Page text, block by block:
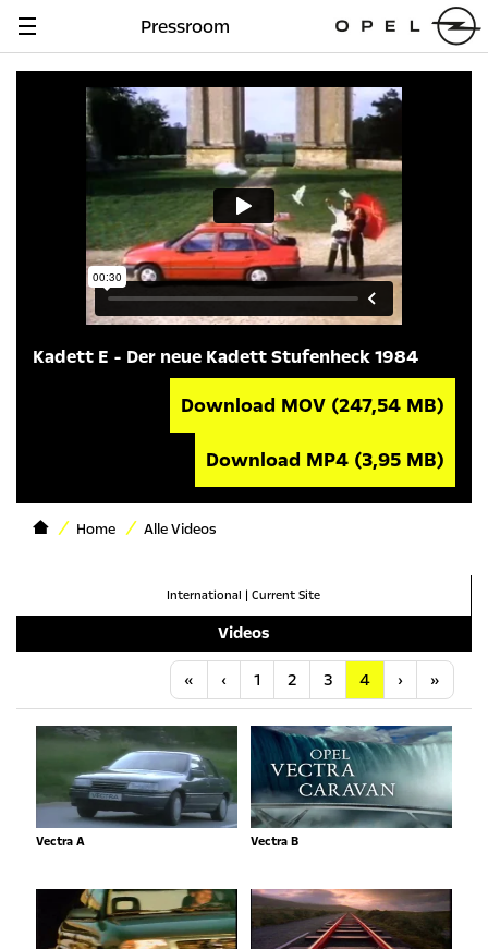
Navigation
Pressroom
Kadett E - Der neue Kadett Stufenheck 1984
Download MOV (247,54 MB)
Download MP4 (3,95 MB)
Home Alle Videos
International | Current Site
Videos
« Anfang
‹ Vorherige
1 2 3 4 ›Nächste
»
Vectra A Vectra B